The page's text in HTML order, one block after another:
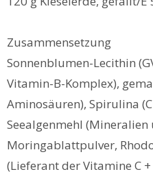
Zusammensetzung
Sonnenblumen-Lecithin
Vitamin-B-Komplex),
Aminosäuren), Spirulina
Seealgenmehl (Mineralien
Moringablattpulver,
(Lieferant der Vitamine C